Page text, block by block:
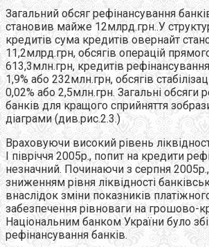
Загальний обсяг рефінансування
становив майже 12млрд.грн..У
кредитів сума кредитів овернайт
11,2млрд.грн, обсягів операцій
613,3млн.грн, кредитів
1,9% або 232млн.грн, обсягів
0,02% або 2,5млн.грн. Загальні обсяги
банків для кращого сприйняття
діаграми (див.рис.2.3.)
Враховуючи високий рівень
I півріччя 2005р., попит на кредити
незначний. Починаючи з серпня 2005р.,
зниженням рівня ліквідності
внаслідок зміни показників
забезпечення рівноваги на грошово-
Національним банком України було
рефінансування банків.